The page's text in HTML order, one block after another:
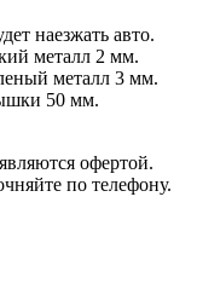
наезжать авто.
металл 2 мм.
металл 3 мм.
50 мм.
офертой.
по телефону.